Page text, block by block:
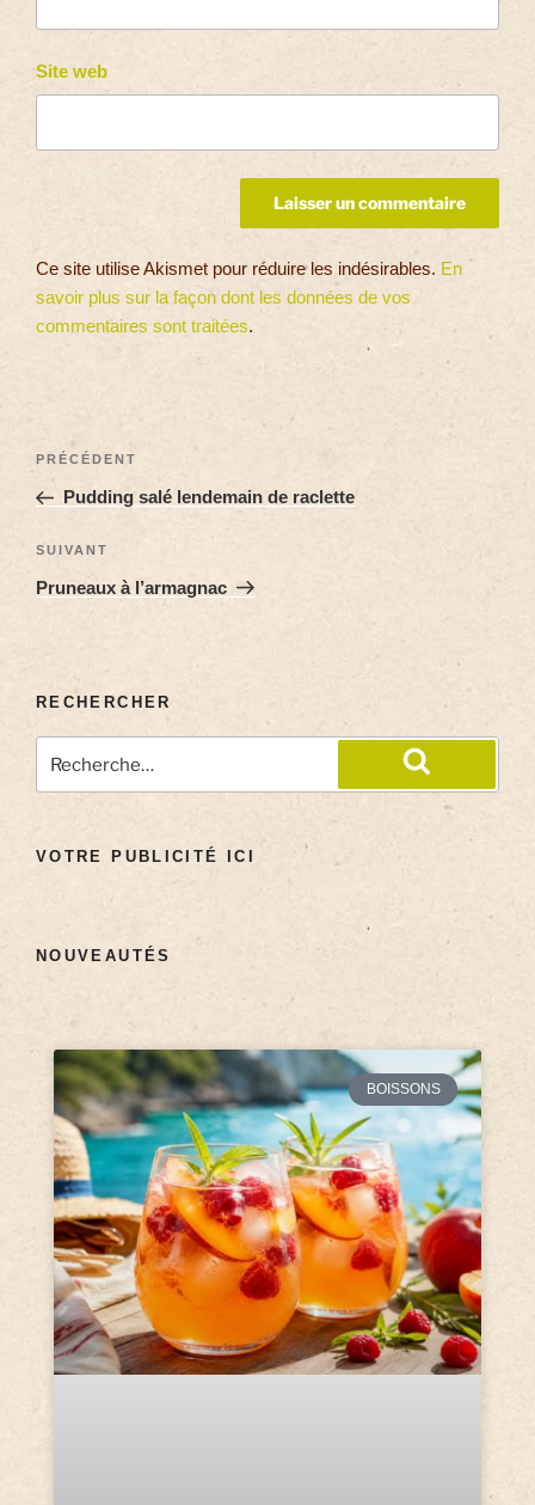
Site web
Ce site utilise Akismet pour réduire les indésirables. En
savoir plus sur la façon dont les données de vos
commentaires sont traitées.
PRÉCÉDENT
Pudding salé lendemain de raclette
SUIVANT
Pruneaux à l’armagnac
RECHERCHER
VOTRE PUBLICITÉ ICI
NOUVEAUTÉS
BOISSONS